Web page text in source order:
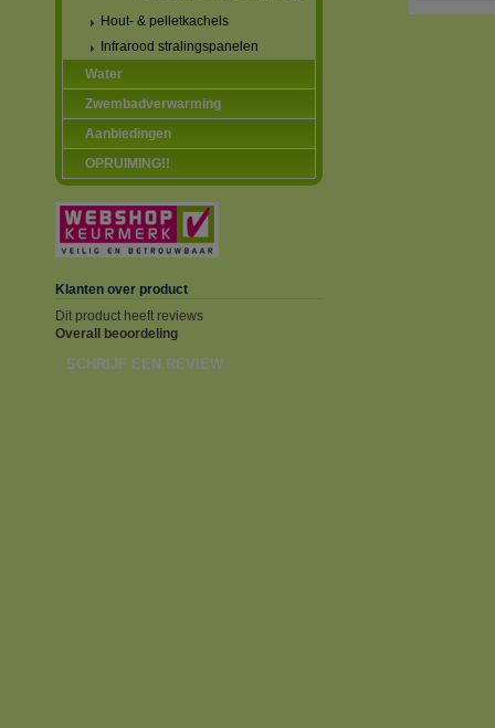
Hout- & pelletkachels
Infrarood stralingspanelen
Water
Zwembadverwarming
Aanbiedingen
OPRUIMING!!
Klanten over product
Dit product heeft reviews
Overall beoordeling
SCHRIJF EEN REVIEW